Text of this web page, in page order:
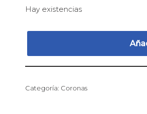
Hay existencias
Categoría: Coronas